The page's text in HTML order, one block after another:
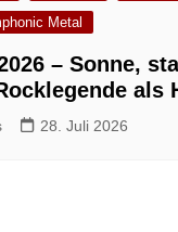
Metal
– Sonne,
als
28. Juli 2026